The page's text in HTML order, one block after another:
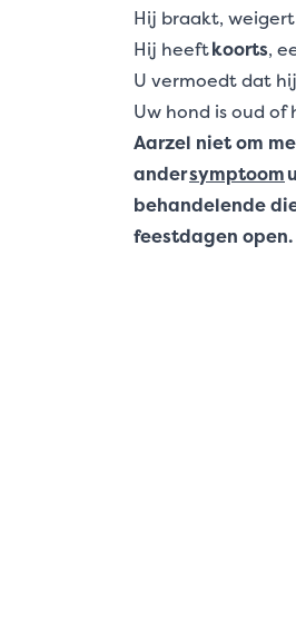
Hij braakt,
Hij heeftkoorts,
U vermoedt dat
Uw hond is oud
Aarzel niet om
andersymptoom
behandelende
feestdagen open.